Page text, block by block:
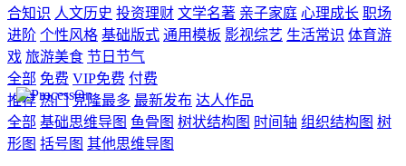
合知识 人文历史 投资理财 文学名著 亲子家庭 心理成长 职场
进阶 个性风格 基础版式 通用模板 影视综艺 生活常识 体育游
戏 旅游美食 节日节气
全部 免费 VIP免费 付费
推荐 热门 克隆最多 最新发布 达人作品
全部 基础思维导图 鱼骨图 树状结构图 时间轴 组织结构图 树
形图 括号图 其他思维导图